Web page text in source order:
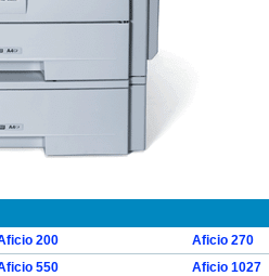
200
Aficio 270
550
Aficio 1027